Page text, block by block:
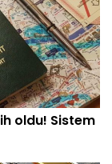
oldu! Sistem